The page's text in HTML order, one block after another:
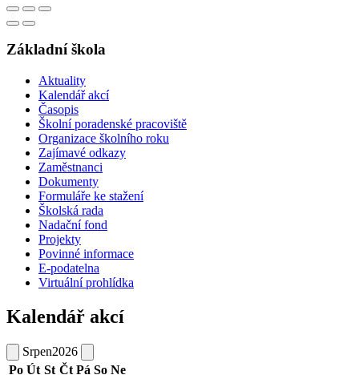
Základní škola
Aktuality
Kalendář akcí
Časopis
Školní poradenské pracoviště
Organizace školního roku
Zajímavé odkazy
Zaměstnanci
Dokumenty
Formuláře ke stažení
Školská rada
Nadační fond
Projekty
Povinné informace
E-podatelna
Virtuální prohlídka
Kalendář akcí
Srpen2026
Po Út St Čt Pá So Ne